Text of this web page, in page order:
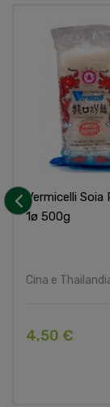
Vermicelli Soia
1ø 500g
Cina e
4,50 €